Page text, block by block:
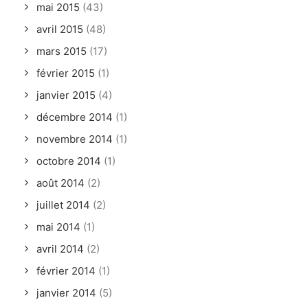
mai 2015 (43)
avril 2015 (48)
mars 2015 (17)
février 2015 (1)
janvier 2015 (4)
décembre 2014 (1)
novembre 2014 (1)
octobre 2014 (1)
août 2014 (2)
juillet 2014 (2)
mai 2014 (1)
avril 2014 (2)
février 2014 (1)
janvier 2014 (5)